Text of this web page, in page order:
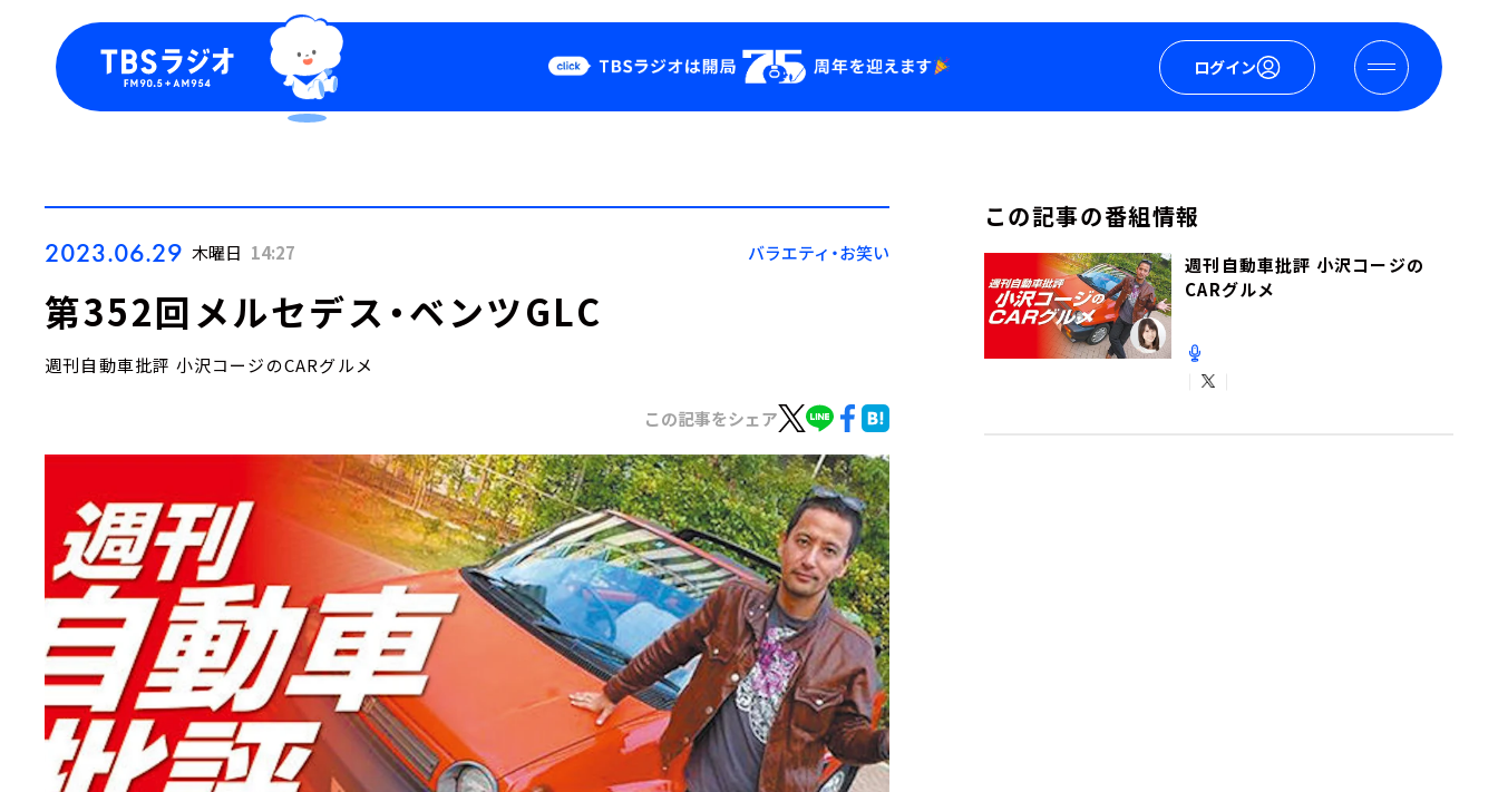
ログイン
Podcast
YouTube
会社情報
2023.06.29 木曜日 14:27 バラエティ・お笑い
第352回メルセデス・ベンツGLC
週刊自動車批評 小沢コージのCARグルメ
この記事をシェア
この記事の番組情報
週刊自動車批評 小沢コージの
CARグルメ